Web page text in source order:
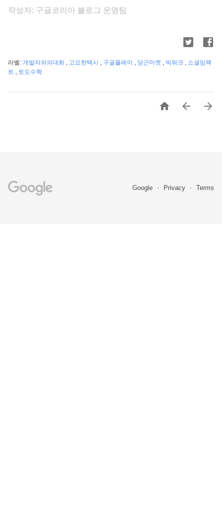
작성자: 구글코리아 블로그 운영팀
라벨: 개발자와의대화 , 고요한택시 , 구글플레이 , 당근마켓 , 빅워크 , 소셜임팩
트 , 토도수학
  
Google Privacy Terms